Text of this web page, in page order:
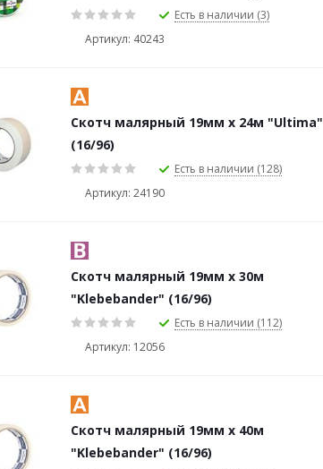
Есть в наличии (3)
Артикул: 40243
Скотч малярный 19мм х 24м "Ultima"
(16/96)
Есть в наличии (128)
Артикул: 24190
Скотч малярный 19мм х 30м
"Klebebander" (16/96)
Есть в наличии (112)
Артикул: 12056
Скотч малярный 19мм х 40м
"Klebebander" (16/96)